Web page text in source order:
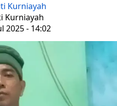
Kurniayah
Kurniayah
2025 - 14:02